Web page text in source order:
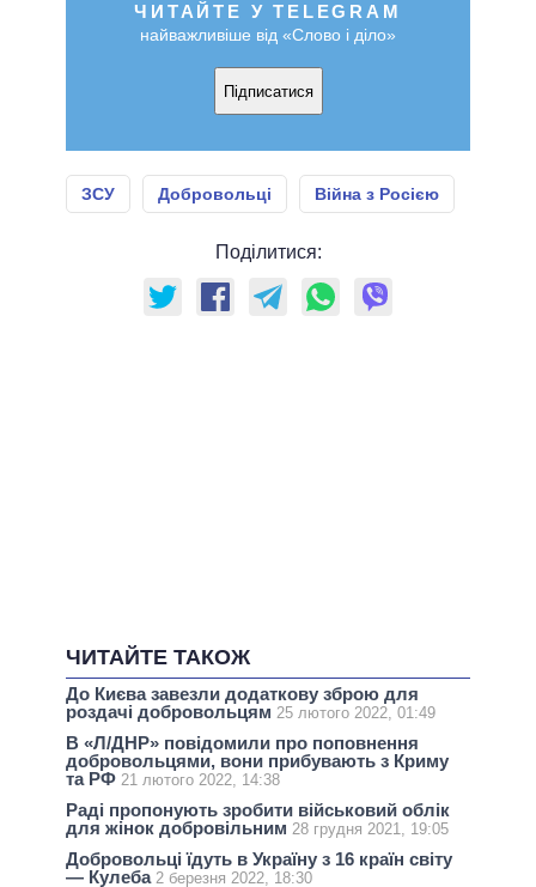
ЧИТАЙТЕ У TELEGRAM
найважливіше від «Слово і діло»
Підписатися
ЗСУ Добровольці Війна з Росією
Поділитися:
ЧИТАЙТЕ ТАКОЖ
До Києва завезли додаткову зброю для
роздачі добровольцям 25 лютого 2022, 01:49
В «Л/ДНР» повідомили про поповнення
добровольцями, вони прибувають з Криму
та РФ 21 лютого 2022, 14:38
Раді пропонують зробити військовий облік
для жінок добровільним 28 грудня 2021, 19:05
Добровольці їдуть в Україну з 16 країн світу
— Кулеба 2 березня 2022, 18:30